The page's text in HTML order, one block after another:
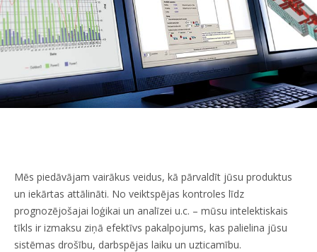
Mēs piedāvājam vairākus veidus, kā pārvaldīt jūsu produktus
un iekārtas attālināti. No veiktspējas kontroles līdz
prognozējošajai loģikai un analīzei u.c. – mūsu intelektiskais
tīkls ir izmaksu ziņā efektīvs pakalpojums, kas palielina jūsu
sistēmas drošību, darbspējas laiku un uzticamību.